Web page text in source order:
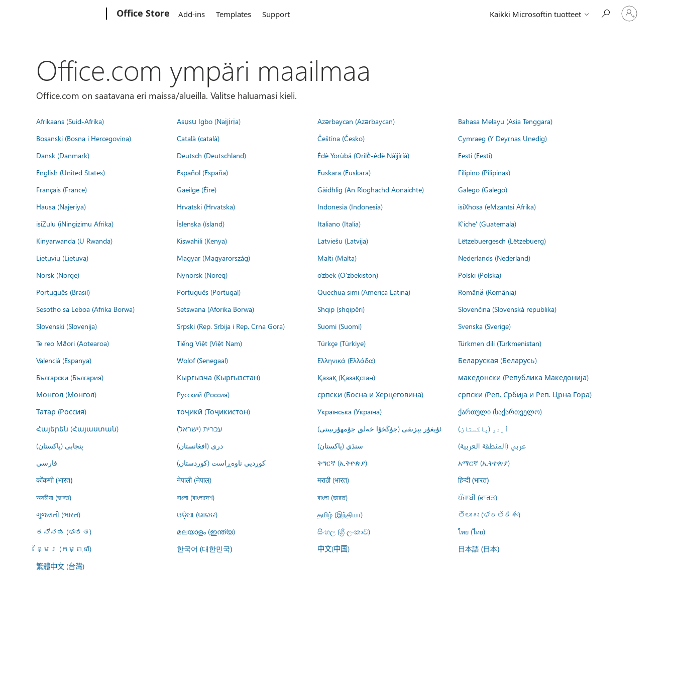
Office Store Add-ins Templates Support Kaikki Microsoftin tuotteet
Kirjaudu
sisään
tilille
Office.com ympäri maailmaa
Office.com on saatavana eri maissa/alueilla. Valitse haluamasi kieli.
Afrikaans (Suid-Afrika) Asụsụ Igbo (Naịjịrịa) Azərbaycan (Azərbaycan)
Bahasa Melayu (Asia Tenggara)
Bosanski (Bosna i Hercegovina)
Català (català) Čeština (Česko)
Cymraeg (Y Deyrnas Unedig)
Dansk (Danmark)
Deutsch (Deutschland) Èdè Yorùbá (Orilẹ̀-èdè Nàìjíríà)
Eesti (Eesti)
English (United States)
Español (España) Euskara (Euskara)
Filipino (Pilipinas)
Français (France)
Gaeilge (Éire) Gàidhlig (An Rìoghachd Aonaichte)
Galego (Galego)
Hausa (Najeriya)
Hrvatski (Hrvatska) Indonesia (Indonesia)
isiXhosa (eMzantsi Afrika)
isiZulu (iNingizimu Afrika)
Íslenska (ísland) Italiano (Italia)
K'iche' (Guatemala)
Kinyarwanda (U Rwanda)
Kiswahili (Kenya) Latviešu (Latvija)
Lëtzebuergesch (Lëtzebuerg)
Lietuvių (Lietuva)
Magyar (Magyarország) Malti (Malta)
Nederlands (Nederland)
Norsk (Norge)
Nynorsk (Noreg) o'zbek (O'zbekiston)
Polski (Polska)
Português (Brasil)
Português (Portugal) Quechua simi (America Latina)
Română (România)
Sesotho sa Leboa (Afrika Borwa)
Setswana (Aforika Borwa) Shqip (shqipëri)
Slovenčina (Slovenská republika)
Slovenski (Slovenija)
Srpski (Rep. Srbija i Rep. Crna Gora) Suomi (Suomi)
Svenska (Sverige)
Te reo Māori (Aotearoa)
Tiếng Việt (Việt Nam) Türkçe (Türkiye)
Türkmen dili (Türkmenistan)
Valencià (Espanya)
Wolof (Senegaal) Ελληνικά (Ελλάδα)
Беларуская (Беларусь)
Български (България)
Кыргызча (Кыргызстан) Қазақ (Қазақстан)
македонски (Република Македонија)
Монгол (Монгол)
Русский (Россия) српски (Босна и Херцеговина)
српски (Реп. Србија и Реп. Црна Гора)
Татар (Россия)
тоҷикӣ (Тоҷикистон) Українська (Україна)
ქართული (საქართველო)
Հայերեն (Հայաստան)
עברית (ישראל) ئۇيغۇر يېزىقى (جۇڭخۇا خەلق جۇمھۇرىيىتى)
اُردو (پاکستان)
پنجابی (پاکستان)
درى (افغانستان) سنڌي (پاکستان)
عربي (المنطقة العربية)
فارسى
کوردیی ناوەڕاست (کوردستان) ትግርኛ (ኢትዮጵያ) አማርኛ (ኢትዮጵያ)
कोंकणी (भारत) नेपाली (नेपाल) मराठी (भारत) हिन्दी (भारत)
অসমীয়া (ভাৰত) বাংলা (বাংলাদেশ) বাংলা (ভারত)
ਪੰਜਾਬੀ (ਭਾਰਤ)
ગુજરાતી (ભારત)
ଓଡ଼ିଆ (ଭାରତ) தமிழ் (இந்தியா)
తెలుగు (భారతదేశం)
ಕನ್ನಡ (ಭಾರತ)
മലയാളം (ഇന്ത്യ) සිංහල (ශ්‍රී ලංකාව)
ไทย (ไทย)
ខ្មែរ (កម្ពុជា)
한국어 (대한민국) 中文(中国) 日本語 (日本)
繁體中文 (台灣)